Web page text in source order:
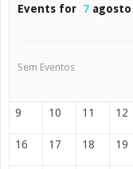
Events for 7agosto
Sem Eventos
9 10 11 12
16 17 18 19